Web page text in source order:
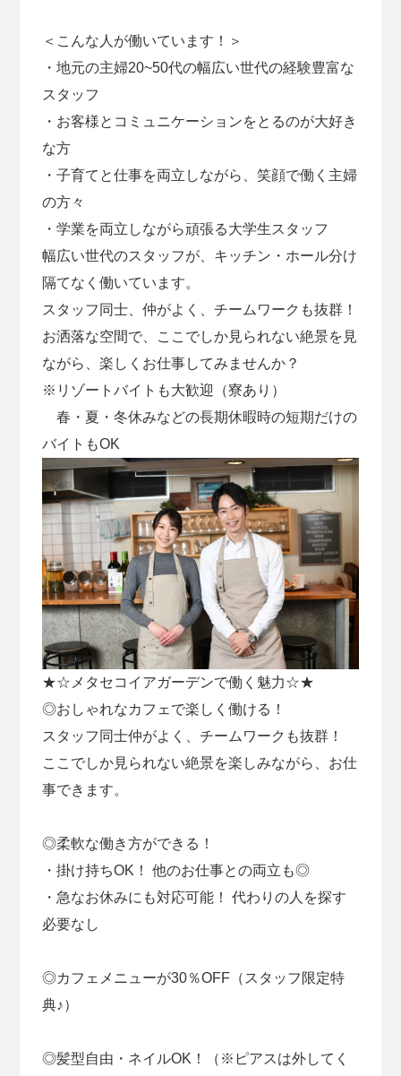
＜こんな人が働いています！＞
・地元の主婦20~50代の幅広い世代の経験豊富な
スタッフ
・お客様とコミュニケーションをとるのが大好き
な方
・子育てと仕事を両立しながら、笑顔で働く主婦
の方々
・学業を両立しながら頑張る大学生スタッフ
幅広い世代のスタッフが、キッチン・ホール分け
隔てなく働いています。
スタッフ同士、仲がよく、チームワークも抜群！
お洒落な空間で、ここでしか見られない絶景を見
ながら、楽しくお仕事してみませんか？
※リゾートバイトも大歓迎（寮あり）
春・夏・冬休みなどの長期休暇時の短期だけの
バイトもOK
★☆メタセコイアガーデンで働く魅力☆★
◎おしゃれなカフェで楽しく働ける！
スタッフ同士仲がよく、チームワークも抜群！
ここでしか見られない絶景を楽しみながら、お仕
事できます。
◎柔軟な働き方ができる！
・掛け持ちOK！ 他のお仕事との両立も◎
・急なお休みにも対応可能！ 代わりの人を探す
必要なし
◎カフェメニューが30％OFF（スタッフ限定特
典♪）
◎髪型自由・ネイルOK！（※ピアスは外してく